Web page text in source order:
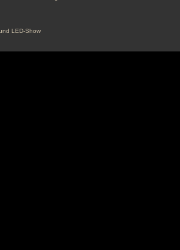
LED-Show